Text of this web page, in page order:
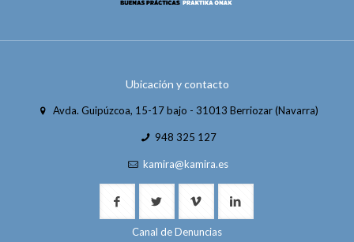
Ubicación y contacto
Avda. Guipúzcoa, 15-17 bajo - 31013 Berriozar (Navarra)
948 325 127
kamira@kamira.es
Canal de Denuncias